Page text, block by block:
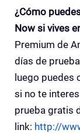
¿Cómo
Now si vives
Premium de
días de
luego puedes
si no te
prueba gratis
link: http://